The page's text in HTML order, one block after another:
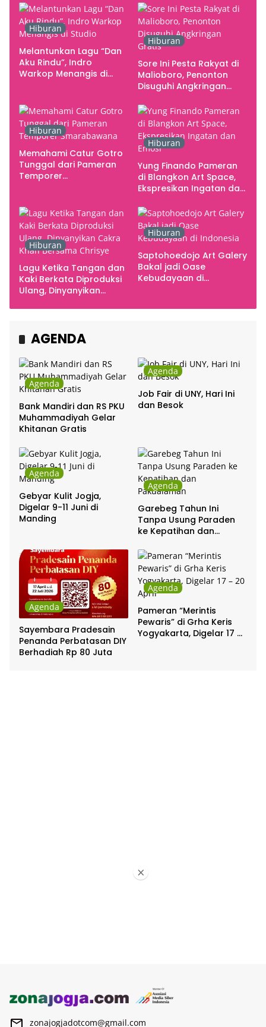
Yogyakarta sebagai
Pusat Pergerakan Seni
Rupa Indonesia
Hiburan
Melantunkan Lagu “Dan
Aku Rindu”, Indro
Warkop Menangis di
Hiburan
Sore Ini Pesta Rakyat di
Malioboro, Penonton
Disuguhi Angkringan
Hiburan
Memahami Catur Gotro
Tunggal dari Pameran
Temporer
Hiburan
Yung Finando Pameran
di Blangkon Art Space,
Ekspresikan Ingatan dan
Hiburan
Lagu Ketika Tangan dan
Kaki Berkata Diproduksi
Ulang, Dinyanyikan
Hiburan
Saptohoedojo Art Galery
Bakal jadi Oase
Kebudayaan di
AGENDA
Agenda
Bank Mandiri dan RS PKU
Muhammadiyah Gelar
Khitanan Gratis
Agenda
Job Fair di UNY, Hari Ini
dan Besok
Agenda
Gebyar Kulit Jogja,
Digelar 9-11 Juni di
Manding
Agenda
Garebeg Tahun Ini
Tanpa Usung Paraden
ke Kepatihan dan
Agenda
Sayembara Pradesain
Penanda Perbatasan DIY
Berhadiah Rp 80 Juta
Agenda
Pameran “Merintis
Pewaris” di Grha Keris
Yogyakarta, Digelar 17 –
zonajogjadotcom@gmail.com
×